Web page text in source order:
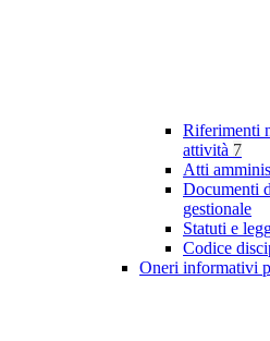
Riferimenti
attività 7
Atti
Documenti
gestionale
Statuti e
Codice
Oneri informativi